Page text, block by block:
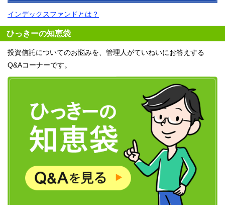
インデックスファンドとは？
ひっきーの知恵袋
投資信託についてのお悩みを、管理人がていねいにお答えする
Q&Aコーナーです。